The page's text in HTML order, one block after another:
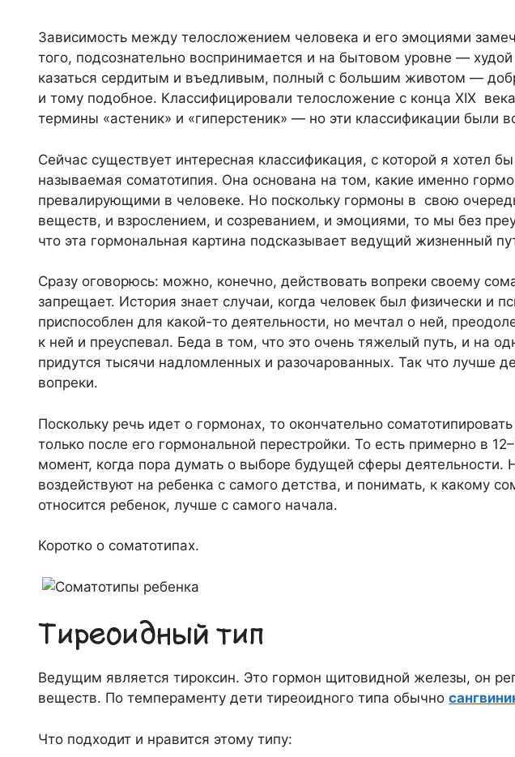
Зависимость между телосложением человека и его эмоциями
того, подсознательно воспринимается и на бытовом уровне —
казаться сердитым и въедливым, полный с большим животом —
и тому подобное. Классифицировали телосложение с конца XIX
термины «астеник» и «гиперстеник» — но эти классификации были
Сейчас существует интересная классификация, с которой я хотел
называемая соматотипия. Она основана на том, какие именно
превалирующими в человеке. Но поскольку гормоны в свою
веществ, и взрослением, и созреванием, и эмоциями, то мы без
что эта гормональная картина подсказывает ведущий жизненный
Сразу оговорюсь: можно, конечно, действовать вопреки своему
запрещает. История знает случаи, когда человек был физически и
приспособлен для какой-то деятельности, но мечтал о ней,
к ней и преуспевал. Беда в том, что это очень тяжелый путь, и на
придутся тысячи надломленных и разочарованных. Так что лучше
вопреки.
Поскольку речь идет о гормонах, то окончательно
только после его гормональной перестройки. То есть примерно в
момент, когда пора думать о выборе будущей сферы
воздействуют на ребенка с самого детства, и понимать, к какому
относится ребенок, лучше с самого начала.
Коротко о соматотипах.
Тиреоидный тип
Ведущим является тироксин. Это гормон щитовидной железы, он
веществ. По темпераменту дети тиреоидного типа обычно
Что подходит и нравится этому типу: